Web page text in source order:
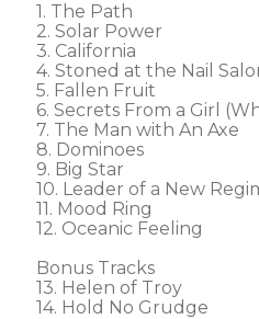
1. The Path
2. Solar Power
3. California
4. Stoned at the Nail
5. Fallen Fruit
6. Secrets From a Girl
7. The Man with An Axe
8. Dominoes
9. Big Star
10. Leader of a New
11. Mood Ring
12. Oceanic Feeling
Bonus Tracks
13. Helen of Troy
14. Hold No Grudge